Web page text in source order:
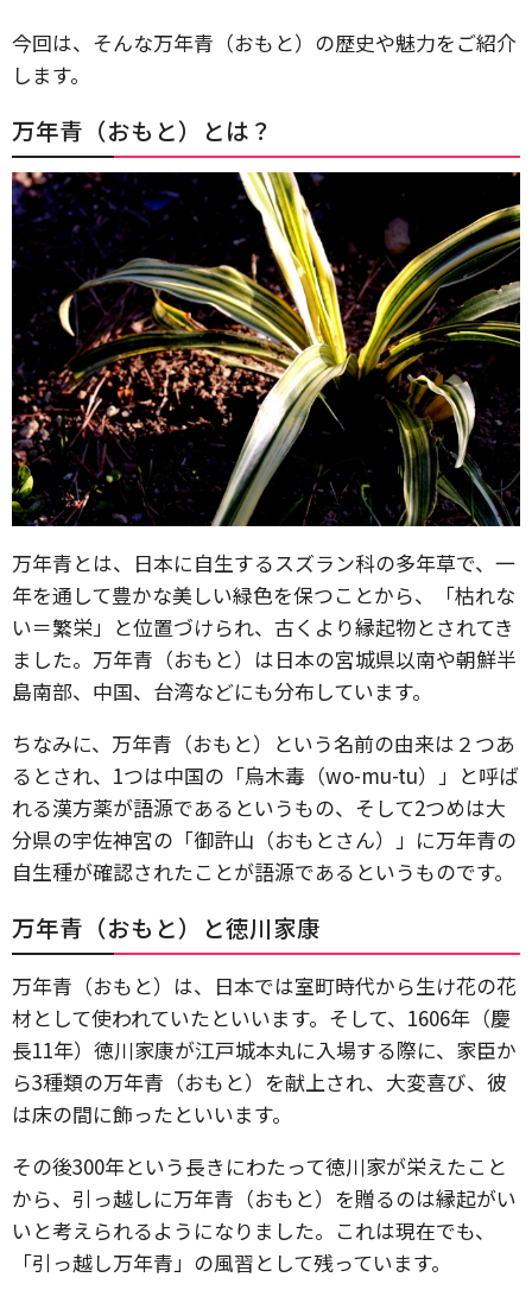
今回は、そんな万年青（おもと）の歴史や魅力をご紹介
します。
万年青（おもと）とは？
万年青とは、日本に自生するスズラン科の多年草で、一
年を通して豊かな美しい緑色を保つことから、「枯れな
い＝繁栄」と位置づけられ、古くより縁起物とされてき
ました。万年青（おもと）は日本の宮城県以南や朝鮮半
島南部、中国、台湾などにも分布しています。
ちなみに、万年青（おもと）という名前の由来は２つあ
るとされ、1つは中国の「烏木毒（wo-mu-tu）」と呼ば
れる漢方薬が語源であるというもの、そして2つめは大
分県の宇佐神宮の「御許山（おもとさん）」に万年青の
自生種が確認されたことが語源であるというものです。
万年青（おもと）と徳川家康
万年青（おもと）は、日本では室町時代から生け花の花
材として使われていたといいます。そして、1606年（慶
長11年）徳川家康が江戸城本丸に入場する際に、家臣か
ら3種類の万年青（おもと）を献上され、大変喜び、彼
は床の間に飾ったといいます。
その後300年という長きにわたって徳川家が栄えたこと
から、引っ越しに万年青（おもと）を贈るのは縁起がい
いと考えられるようになりました。これは現在でも、
「引っ越し万年青」の風習として残っています。